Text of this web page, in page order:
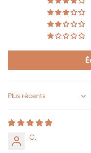
Sort by
C.